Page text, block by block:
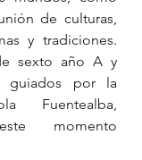
de culturas,
y tradiciones.
sexto año A y
guiados por la
Fuentealba,
momento